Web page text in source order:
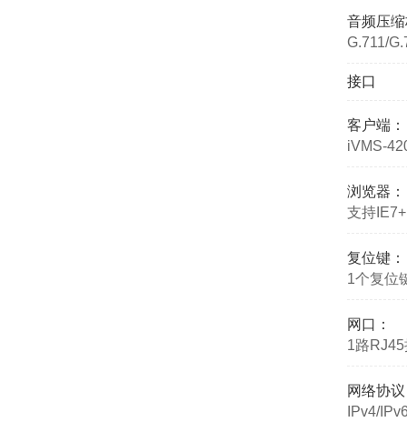
音频压
G.711/
接口
客户端：
iVMS-
浏览器：
支持
复位键：
1个复位
网口：
1路
网络协
IPv4/